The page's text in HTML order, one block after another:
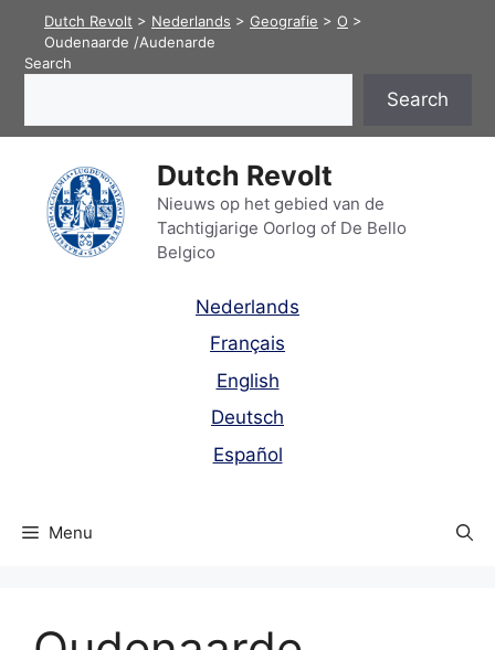
content
Dutch Revolt > Nederlands > Geografie > O >
Oudenaarde /Audenarde
Search
Search
Dutch Revolt
Nieuws op het gebied van de
Tachtigjarige Oorlog of De Bello
Belgico
Nederlands
Français
English
Deutsch
Español
Menu